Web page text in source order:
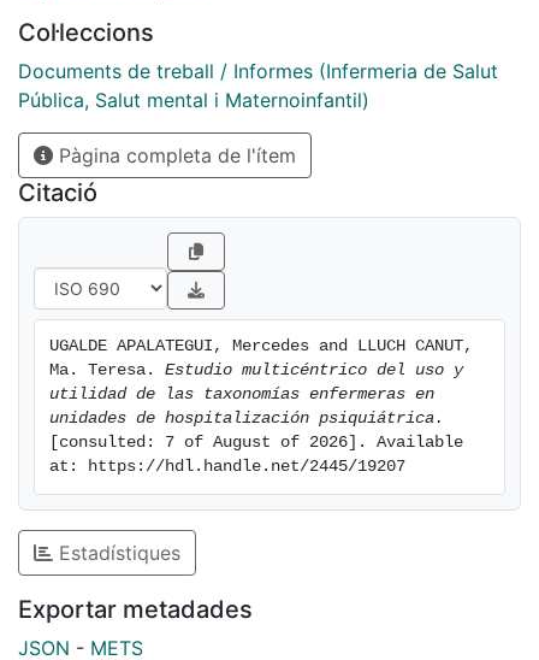
viene en parte fundamentado por el reconocimiento
de que los criterios
diagnósticos fiables son requisitos previos para poder
realizar estudios
epidemiológicos válidos, identificar los problemas más
frecuentes que
presentan los pacientes en distintos ámbitos
sanitarios, demostrar las
aportaciones que realizan las enfermeras para la
mejora de la salud y por
y humanos en los
centros de salud y los costes atribuibles.
Col·leccions
Documents de treball / Informes (Infermeria de Salut
Pública, Salut mental i Maternoinfantil)
Pàgina completa de l'ítem
Citació
UGALDE APALATEGUI, Mercedes and LLUCH CANUT,
Ma. Teresa. Estudio multicéntrico del uso y
utilidad de las taxonomías enfermeras en
unidades de hospitalización psiquiátrica.
[consulted: 7 of August of 2026]. Available
at: https://hdl.handle.net/2445/19207
Estadístiques
Exportar metadades
JSON - METS